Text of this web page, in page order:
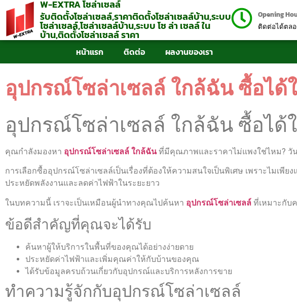
W-EXTRA โซล่าเซลล์
รับติดตั้งโซล่าเซลล์,ราคาติดตั้งโซล่าเซลล์บ้าน,ระบบ
โซล่าเซลล์,โซล่าเซลล์บ้าน,ระบบ โซ ล่า เซลล์ ใน
บ้าน,ติดตั้งโซล่าเซลล์ ราคา
Opening
ติดต่อได้ตล
หน้าแรก ติดต่อ ผลงานของเรา
อุปกรณ์โซล่าเซลล์ ใกล้ฉัน ซื้อได้
อุปกรณ์โซล่าเซลล์ ใกล้ฉัน ซื้อได้
คุณกำลังมองหา อุปกรณ์โซล่าเซลล์ ใกล้ฉันที่มีคุณภาพและราคาไม่แพงใช่ไหม? วั
การเลือกซื้ออุปกรณ์โซล่าเซลล์เป็นเรื่องที่ต้องให้ความสนใจเป็นพิเศษ เพราะไม
ประหยัดพลังงานและลดค่าไฟฟ้าในระยะยาว
ในบทความนี้ เราจะเป็นเหมือนผู้นำทางคุณไปค้นหา อุปกรณ์โซล่าเซลล์ ที่เหมาะกับ
ข้อดีสำคัญที่คุณจะได้รับ
ค้นหาผู้ให้บริการในพื้นที่ของคุณได้อย่างง่ายดาย
ประหยัดค่าไฟฟ้าและเพิ่มคุณค่าให้กับบ้านของคุณ
ได้รับข้อมูลครบถ้วนเกี่ยวกับอุปกรณ์และบริการหลังการขาย
ทำความรู้จักกับอุปกรณ์โซล่าเซลล์